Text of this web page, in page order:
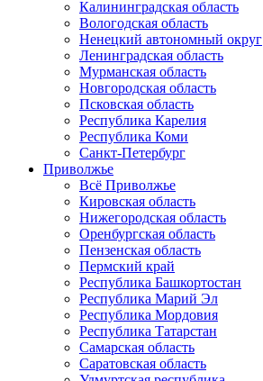
Калининградская область
Вологодская область
Ненецкий автономный округ
Ленинградская область
Мурманская область
Новгородская область
Псковская область
Республика Карелия
Республика Коми
Санкт-Петербург
Приволжье
Всё Приволжье
Кировская область
Нижегородская область
Оренбургская область
Пензенская область
Пермский край
Республика Башкортостан
Республика Марий Эл
Республика Мордовия
Республика Татарстан
Самарская область
Саратовская область